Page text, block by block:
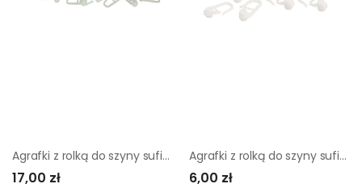
Agrafki z rolką do szyny sufitowej 50 szt. Inspire
17,00 zł
Agrafki z rolką do szyny sufitowej 10 szt. Inspire
6,00 zł